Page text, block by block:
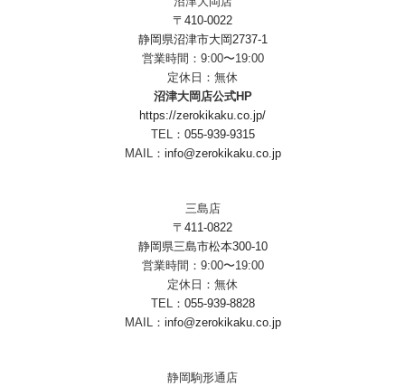
〒410-0022
静岡県沼津市大岡2737-1
営業時間：9:00〜19:00
定休日：無休
沼津大岡店公式HP
https://zerokikaku.co.jp/
TEL： 055-939-9315
MAIL： info@zerokikaku.co.jp
三島店
〒411-0822
静岡県三島市松本300-10
営業時間：9:00〜19:00
定休日：無休
TEL： 055-939-8828
MAIL： info@zerokikaku.co.jp
静岡駒形通店